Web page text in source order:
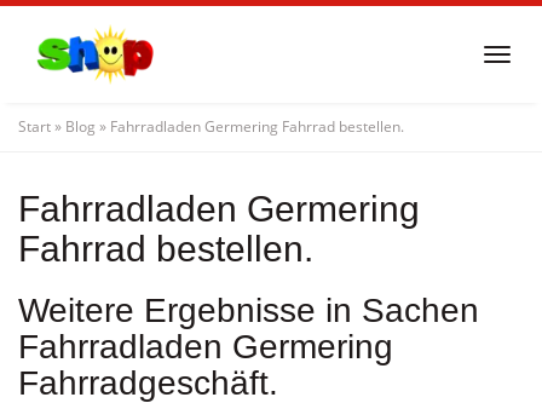
content
Start» Blog » Fahrradladen Germering Fahrrad bestellen.
Fahrradladen Germering
Fahrrad bestellen.
Weitere Ergebnisse in Sachen
Fahrradladen Germering
Fahrradgeschäft.